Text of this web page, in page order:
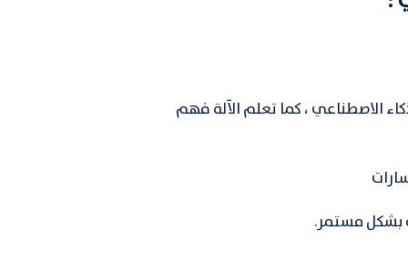
الاصطناعي ، كما تعلم الآلة فهم
بشكل مستمر.